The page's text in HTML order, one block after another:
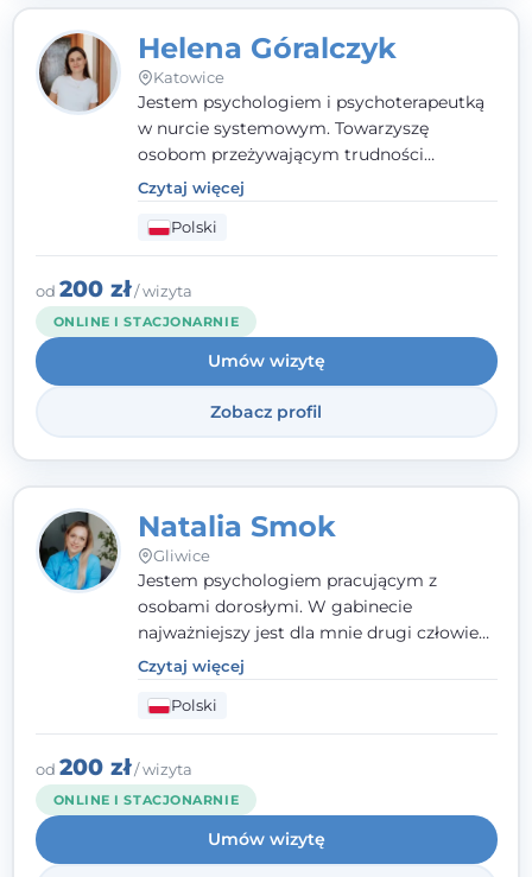
Helena Góralczyk
Katowice
Jestem psychologiem i psychoterapeutką
w nurcie systemowym. Towarzyszę
osobom przeżywającym trudności
emocjonalne, relacyjne albo znajdującym
się w kryzysie. Liczy się dla mnie
autentyczna, oparta na zaufaniu relacja
oraz przestrzeń, w której każdy poczuje się
wysłuchany i potraktowany z szacunkiem.
Czytaj więcej
Polski
od 200 zł/ wizyta
ONLINE I STACJONARNIE
Umów wizytę
Zobacz profil
Natalia Smok
Gliwice
Jestem psychologiem pracującym z
osobami dorosłymi. W gabinecie
najważniejszy jest dla mnie drugi człowiek
- wierzę, że empatia, autentyczność i pełne
zaangażowanie tworzą bezpieczną
przestrzeń, będącą podstawą pracy nad
zmianą. W praktyce korzystam m.in. z
narzędzi Racjonalnej Terapii Zachowania.
Czytaj więcej
Polski
od 200 zł/ wizyta
ONLINE I STACJONARNIE
Umów wizytę